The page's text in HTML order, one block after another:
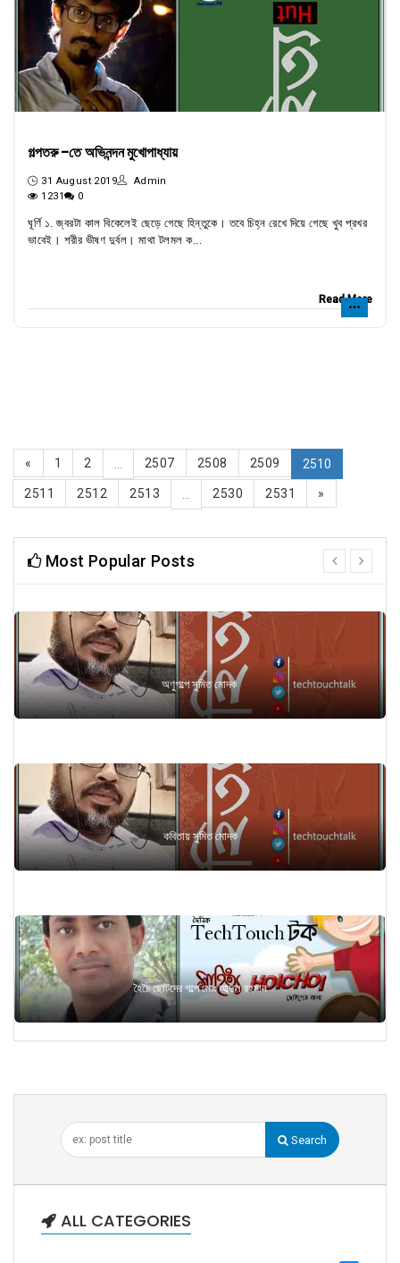
গল্পতরু -তে অভিনন্দন মুখোপাধ্যায়
31 August 2019
Admin
1231
0
ঘূর্ণি ১. জ্বরটা কাল বিকেলেই ছেড়ে গেছে হিন্তুকে। তবে চিহ্ন রেখে দিয়ে গেছে খুব প্রখর
ভাবেই। শরীর ভীষণ দুর্বল। মাথা টলমল ক...
Read More
« 1 2 2507 2508 2509 2510
2511 2512 2513 2530 2531 »
Most Popular Posts
অণুগল্পে সুমিত মোদক
কবিতায় সুমিত মোদক
হৈচৈ ছোটদের গল্পে মোঃ আব্দুল রহমান
prev
Search
ALL CATEGORIES